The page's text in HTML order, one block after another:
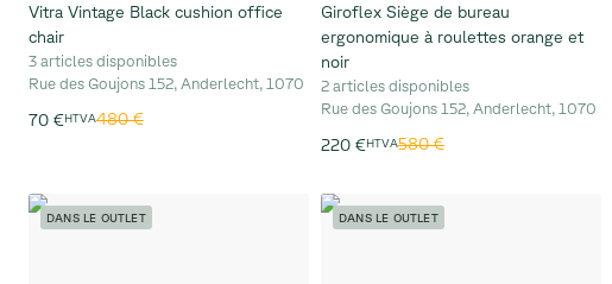
Vitra Vintage Black cushion office
chair
3 articles disponibles
Rue des Goujons 152, Anderlecht, 1070
70 €HTVA480 €
Giroflex Siège de bureau
ergonomique à roulettes orange et
noir
2 articles disponibles
Rue des Goujons 152, Anderlecht, 1070
220 €HTVA580 €
DANS LE OUTLET DANS LE OUTLET